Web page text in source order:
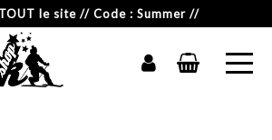
le site // Code : Summer //